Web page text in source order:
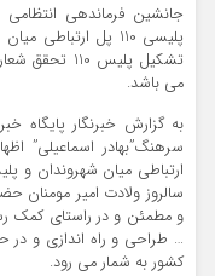
جانشین فرماندهی
پليسي 110 پل
تشکیل پلیس
مي باشد.
به گزارش خبرنگار پایگاه
سالروز ولادت امير مومنان
و مطمئن و در راستای كمك
… طراحي و راه اندازي و در
کشور به شمار می رود.